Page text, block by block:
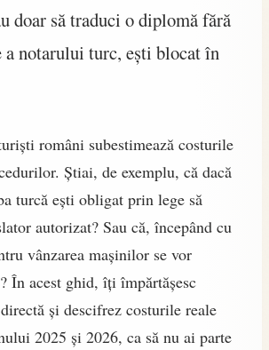
doar să traduci o diplomă fără
a notarului turc, ești blocat în
români subestimează costurile
Știai, de exemplu, că dacă
turcă ești obligat prin lege să
autorizat? Sau că, începând cu
vânzarea mașinilor se vor
În acest ghid, îți împărtășesc
și descifrez costurile reale
2025 și 2026, ca să nu ai parte